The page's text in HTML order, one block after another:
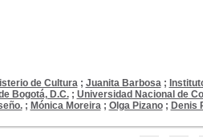
de Cultura; Juanita Barbosa;
Bogotá, D.C.; Universidad Nacional de
; Mónica Moreira; Olga Pizano; Denis